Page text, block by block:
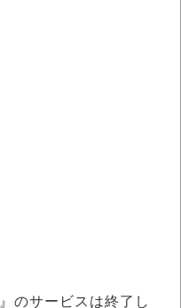
のサービスは終了し